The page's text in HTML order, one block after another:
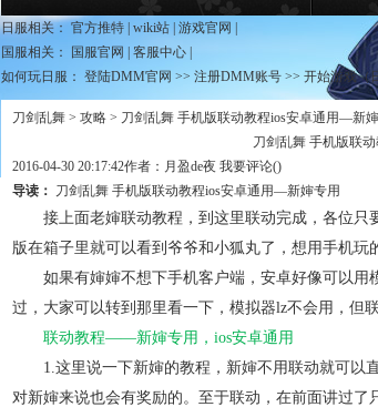
日服相关： 官方推特 wiki站 游戏官网
国服相关：
国服官网 客服中心
如何玩日服： 登陆DMM官网 >> 注册DMM账号 >> 开始游戏（
刀剑乱舞 > 攻略 > 刀剑乱舞 手机版联动教程ios安卓通用—新
刀剑乱舞 手机版联
2016-04-30 20:17:42作者：月盈de夜 我要评论()
导读： 刀剑乱舞 手机版联动教程ios安卓通用—新婶专用
接上面老婶联动教程，到这里联动完成，各位只
版在箱子里就可以看到爷爷和小狐丸了，想用手机玩
如果有婶婶不想下手机客户端，安卓好像可以用
过，大家可以转到那里看一下，模拟器lz不会用，但
联动教程——新婶专用，ios安卓通用
1.这里说一下新婶的教程 ，新婶不用联动就可以
对新婶来说也会有奖励的。至于联动，在前面讲过